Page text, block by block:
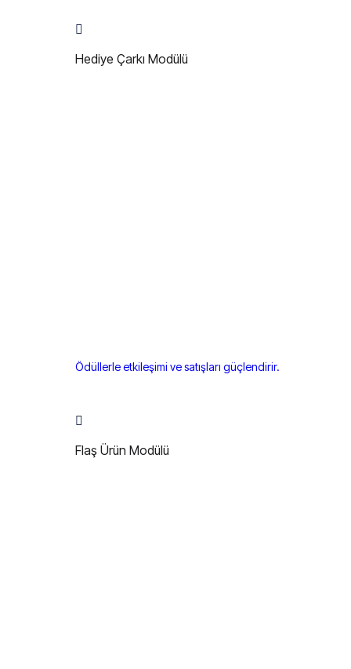
Hediye Çarkı Modülü
Ödüllerle etkileşimi ve satışları güçlendirir.
Flaş Ürün Modülü